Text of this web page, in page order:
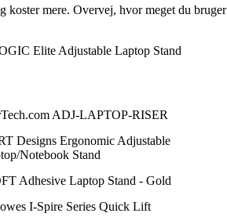
koster mere. Overvej, hvor meget du bruger
Elite Adjustable Laptop Stand
ADJ-LAPTOP-RISER
Designs Ergonomic Adjustable
Notebook Stand
Adhesive Laptop Stand - Gold
I-Spire Series Quick Lift